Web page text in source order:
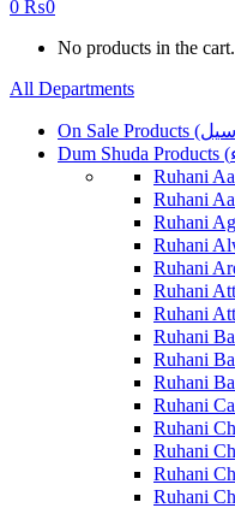
0 ₨0
No products in the cart.
All Departments